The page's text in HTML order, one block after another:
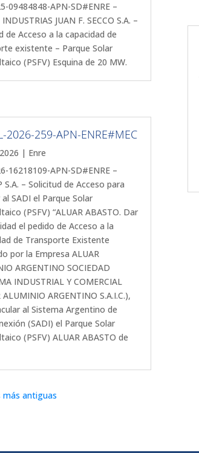
09484848-APN-SD#ENRE –
JUAN F. SECCO S.A. –
de Acceso a la capacidad de
existente – Parque Solar
(PSFV) Esquina de 20 MW.
2026-259-APN-ENRE#MEC
| Enre
16218109-APN-SD#ENRE –
S.A. – Solicitud de Acceso para
SADI el Parque Solar
(PSFV) “ALUAR ABASTO. Dar
el pedido de Acceso a la
de Transporte Existente
por la Empresa ALUAR
ARGENTINO SOCIEDAD
INDUSTRIAL Y COMERCIAL
ALUMINIO ARGENTINO S.A.I.C.),
al Sistema Argentino de
(SADI) el Parque Solar
(PSFV) ALUAR ABASTO de
más antiguas